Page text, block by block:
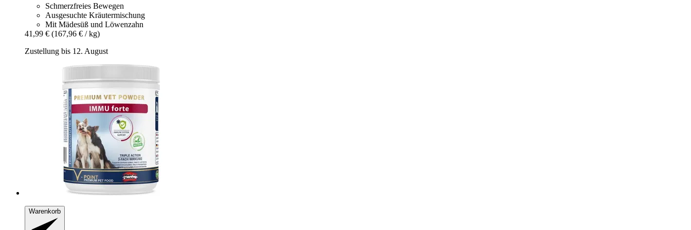
Schmerzfreies Bewegen
Ausgesuchte Kräutermischung
Mit Mädesüß und Löwenzahn
41,99 € (167,96 € / kg)
Zustellung bis 12. August
Warenkorb